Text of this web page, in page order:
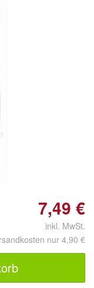
7,49 €
inkl. MwSt.
nur 4,90 €